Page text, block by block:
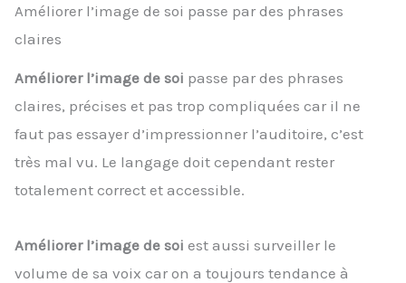
Améliorer l’image de soi passe par des phrases
claires
Améliorer l’image de soi passe par des phrases
claires, précises et pas trop compliquées car il ne
faut pas essayer d’impressionner l’auditoire, c’est
très mal vu. Le langage doit cependant rester
totalement correct et accessible.
Améliorer l’image de soi est aussi surveiller le
volume de sa voix car on a toujours tendance à